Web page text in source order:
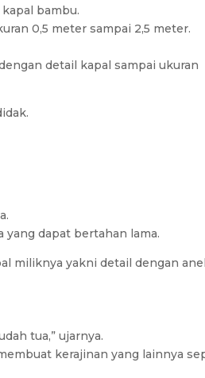
bambu.
0,5 meter sampai 2,5 meter.
detail kapal sampai ukuran
dapat bertahan lama.
miliknya yakni detail dengan
tua,” ujarnya.
kerajinan yang lainnya